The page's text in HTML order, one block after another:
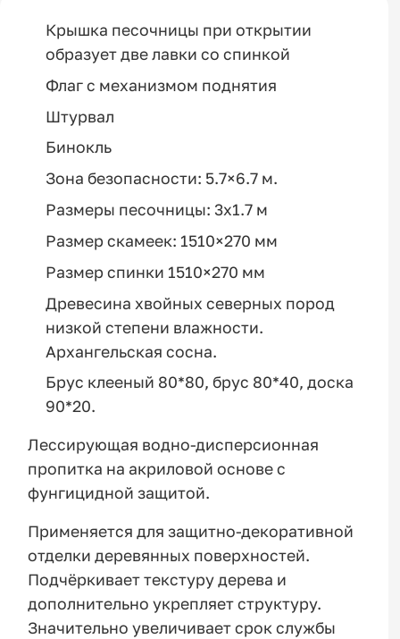
Крышка песочницы при открытии
образует две лавки со спинкой
Флаг с механизмом поднятия
Штурвал
Бинокль
Зона безопасности: 5.7×6.7 м.
Размеры песочницы: 3х1.7 м
Размер скамеек: 1510×270 мм
Размер спинки 1510×270 мм
Древесина хвойных северных пород
низкой степени влажности.
Архангельская сосна.
Брус клееный 80*80, брус 80*40, доска
90*20.
Лессирующая водно-дисперсионная
пропитка на акриловой основе с
фунгицидной защитой.
Применяется для защитно-декоративной
отделки деревянных поверхностей.
Подчёркивает текстуру дерева и
дополнительно укрепляет структуру.
Значительно увеличивает срок службы